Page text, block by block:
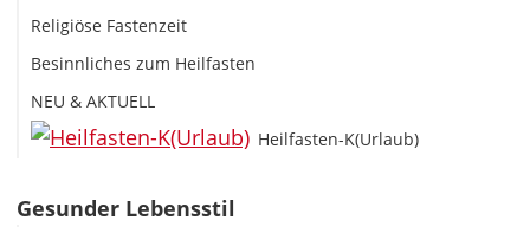
Religiöse Fastenzeit
Besinnliches zum Heilfasten
NEU & AKTUELL
Heilfasten-K(Urlaub)
Gesunder Lebensstil